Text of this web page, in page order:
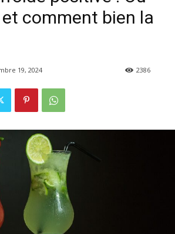
comment bien la
19, 2024 2386